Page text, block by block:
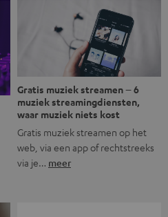
uren na werktijd heeft het
de MYND uit te breiden met de
wifi te streamen. […]
Gratis muziek streamen – 6
muziek streamingdiensten,
waar muziek niets kost
Gratis muziek streamen op het
web, via een app of rechtstreeks
via je… meer